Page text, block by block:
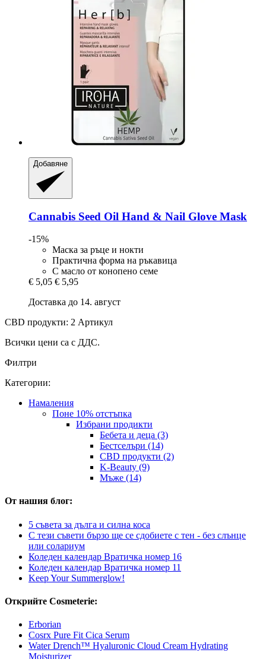
Добавяне
Cannabis Seed Oil Hand & Nail Glove Mask
-15%
Маска за ръце и нокти
Практична форма на ръкавица
С масло от конопено семе
€ 5,05 € 5,95
Доставка до 14. август
CBD продукти: 2 Артикул
Всички цени са с ДДС.
Филтри
Категории:
Намаления
Поне 10% отстъпка
Избрани продикти
Бебета и деца (3)
Бестселъри (14)
CBD продукти (2)
K-Beauty (9)
Mъже (14)
От нашия блог:
5 съвета за дълга и силна коса
С тези съвети бързо ще се сдобиете с тен - без слънце
или солариум
Коледен календар Вратичка номер 16
Коледен календар Вратичка номер 11
Keep Your Summerglow!
Открийте Cosmeterie:
Erborian
Cosrx Pure Fit Cica Serum
Water Drench™ Hyaluronic Cloud Cream Hydrating
Moisturizer